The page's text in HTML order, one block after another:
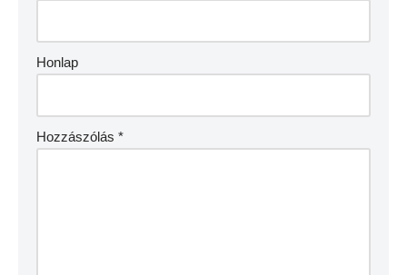
Honlap
Hozzászólás *